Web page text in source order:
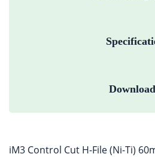
iM3 Control Cut H-File (Ni-Ti)